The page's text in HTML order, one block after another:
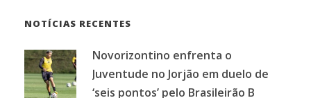
NOTÍCIAS RECENTES
Novorizontino enfrenta o
Juventude no Jorjão em duelo de
‘seis pontos’ pelo Brasileirão B